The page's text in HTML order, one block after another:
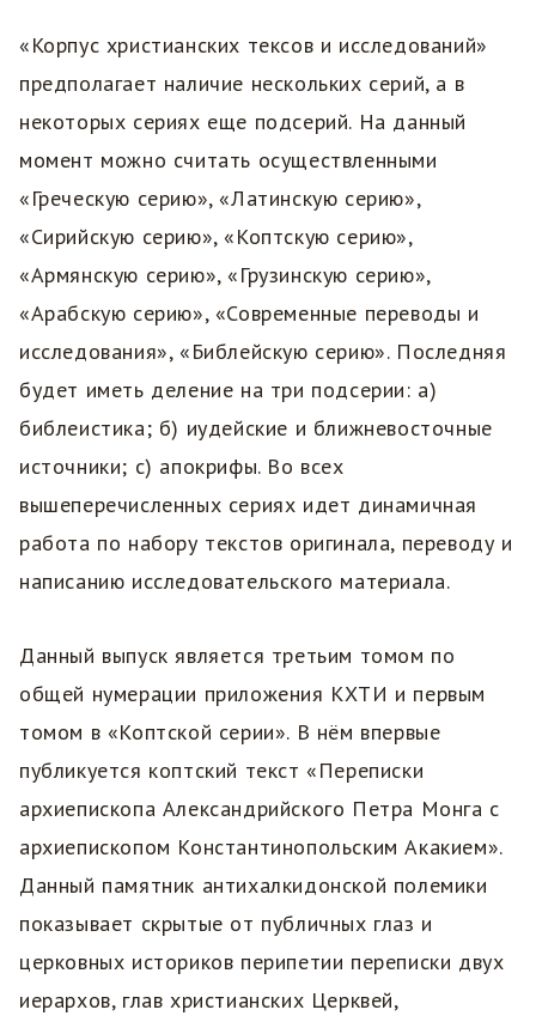
«Корпус христианских тексов и исследований»
предполагает наличие нескольких серий, а в
некоторых сериях еще подсерий. На данный
момент можно считать осуществленными
«Греческую серию», «Латинскую серию»,
«Сирийскую серию», «Коптскую серию»,
«Армянскую серию», «Грузинскую серию»,
«Арабскую серию», «Современные переводы и
исследования», «Библейскую серию». Последняя
будет иметь деление на три подсерии: а)
библеистика; б) иудейские и ближневосточные
источники; c) апокрифы. Во всех
вышеперечисленных сериях идет динамичная
работа по набору текстов оригинала, переводу и
написанию исследовательского материала.
Данный выпуск является третьим томом по
общей нумерации приложения КХТИ и первым
томом в «Коптской серии». В нём впервые
публикуется коптский текст «Переписки
архиепископа Александрийского Петра Монга с
архиепископом Константинопольским Акакием».
Данный памятник антихалкидонской полемики
показывает скрытые от публичных глаз и
церковных историков перипетии переписки двух
иерархов, глав христианских Церквей,